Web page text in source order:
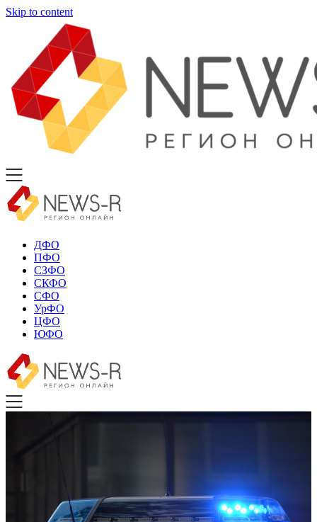
Skip to content
ДФО
ПФО
СЗФО
СКФО
СФО
УрФО
ЦФО
ЮФО